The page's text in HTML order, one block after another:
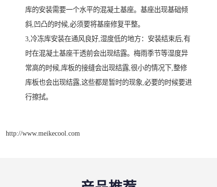
库的安装需要一个水平的混凝土基座。基座出现基础倾
斜,凹凸的时候,必须要将基座修复平整。
3,冷冻库安装在通风良好,湿度低的地方：安装结束后,有
时在混凝土基座干透前会出现结露。梅雨季节等湿度异
常高的时候,库板的接缝会出现结露,很小的情况下,整修
库板也会出现结露,这些都是暂时的现象,必要的时候要进
行擦拭。
http://www.meikecool.com